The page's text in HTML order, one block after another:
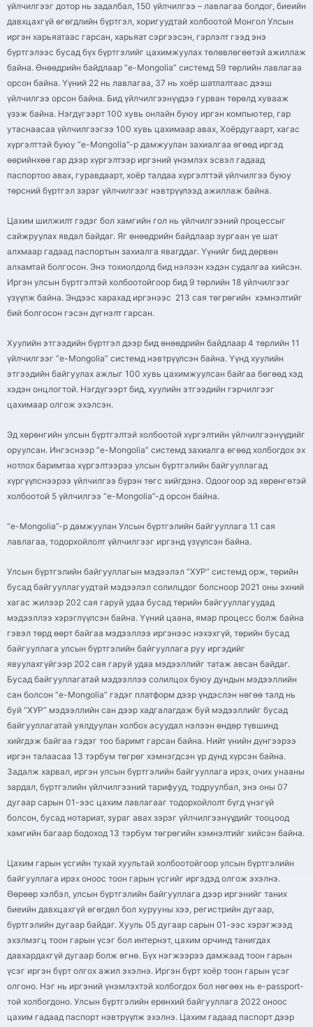
үйлчилгээг дотор нь задалбал, 150 үйлчилгээ – лавлагаа болдог, биеийн
давхцахгүй өгөгдлийн бүртгэл, хоригуудтай холбоотой Монгол Улсын
иргэн харьяатаас гарсан, харьяат сэргээсэн, гэрлэлт гээд энэ
бүртгэлээс бусад бүх бүртгэлийг цахимжуулах төлөвлөгөөтэй ажиллаж
байна. Өнөөдрийн байдлаар “e-Mongolia” системд 59 төрлийн лавлагаа
орсон байна. Үүний 22 нь лавлагаа, 37 нь хоёр шатлалтаас дээш
үйлчилгээ орсон байна. Бид үйлчилгээнүүдээ гурван төрөлд хувааж
үзэж байна. Нэгдүгээрт 100 хувь онлайн буюу иргэн компьютер, гар
утаснаасаа үйлчилгээгээ 100 хувь цахимаар авах, Хоёрдугаарт, хагас
хүргэлттэй буюу “e-Mongolia”-р дамжуулан захиалгаа өгөөд иргэд
өөрийнхөө гар дээр хүргэлтээр иргэний үнэмлэх эсвэл гадаад
паспортоо авах, гуравдаарт, хоёр талдаа хүргэлттэй үйлчилгээ буюу
төрсний бүртгэл зэрэг үйлчилгээг нэвтрүүлээд ажиллаж байна.
Цахим шилжилт гэдэг бол хамгийн гол нь үйлчилгээний процессыг
сайжруулах явдал байдаг. Яг өнөөдрийн байдлаар зургаан үе шат
алхмаар гадаад паспортын захиалга явагддаг. Үүнийг бид дөрвөн
алхамтай болгосон. Энэ тохиолдолд бид нэлээн хэдэн судалгаа хийсэн.
Иргэн улсын бүртгэлтэй холбоотойгоор бид 9 төрлийн 18 үйлчилгээг
үзүүлж байна. Эндээс харахад иргэнээс 213 сая төгрөгийн хэмнэлтийг
бий болгосон гэсэн дүгнэлт гарсан.
Хуулийн этгээдийн бүртгэл дээр бид өнөөдрийн байдлаар 4 төрлийн 11
үйлчилгээг “e-Mongolia” системд нэвтрүүлсэн байна. Үүнд хуулийн
этгээдийн байгуулах ажлыг 100 хувь цахимжуулсан байгаа бөгөөд хэд
хэдэн онцлогтой. Нэгдүгээрт бид, хуулийн этгээдийн гэрчилгээг
цахимаар олгож эхэлсэн.
Эд хөрөнгийн улсын бүртгэлтэй холбоотой хүргэлтийн үйлчилгээнүүдийг
оруулсан. Ингэснээр “e-Mongolia” системд захиалга өгөөд холбогдох эх
нотлох баримтаа хүргэлтээрээ улсын бүртгэлийн байгууллагад
хүргүүлснээрээ үйлчилгээ бүрэн төгс хийгдэнэ. Одоогоор эд хөрөнгөтэй
холбоотой 5 үйлчилгээ “e-Mongolia”-д орсон байна.
“e-Mongolia”-р дамжуулан Улсын бүртгэлийн байгууллага 1.1 сая
лавлагаа, тодорхойлолт үйлчилгээг иргэнд үзүүлсэн байна.
Улсын бүртгэлийн байгууллагын мэдээлэл “ХУР” системд орж, төрийн
бусад байгууллагуудтай мэдээлэл солилцдог болсноор 2021 оны эхний
хагас жилээр 202 сая гаруй удаа бусад төрийн байгууллагуудад
мэдээллээ хэрэглүүлсэн байна. Үүний цаана, ямар процесс болж байна
гэвэл төрд өөрт байгаа мэдээллээ иргэнээс нэхэхгүй, төрийн бусад
байгууллага улсын бүртгэлийн байгууллага руу иргэдийг
явуулахгүйгээр 202 сая гаруй удаа мэдээллийг татаж авсан байдаг.
Бусад байгууллагатай мэдээллээ солилцох буюу дундын мэдээллийн
сан болсон “e-Mongolia” гэдэг платформ дээр үндэслэн нөгөө талд нь
буй “ХУР” мэдээллийн сан дээр хадгалагдаж буй мэдээллийг бусад
байгууллагатай уялдуулан холбох асуудал нэлээн өндөр түвшинд
хийгдэж байгаа гэдэг тоо баримт гарсан байна. Нийт үнийн дүнгээрээ
иргэн талаасаа 13 тэрбум төгрөг хэмнэгдсэн үр дүнд хүрсэн байна.
Задалж харвал, иргэн улсын бүртгэлийн байгууллага ирэх, очих унааны
зардал, бүртгэлийн үйлчилгээний тарифууд, тодруулбал, энэ оны 07
дугаар сарын 01-ээс цахим лавлагааг тодорхойлолт бүгд үнэгүй
болсон, бусад нотариат, зураг авах зэрэг үйлчилгээнүүдийг тооцоод
хамгийн багаар бодоход 13 тэрбум төгрөгийн хэмнэлтийг хийсэн байна.
Цахим гарын үсгийн тухай хуультай холбоотойгоор улсын бүртгэлийн
байгууллага ирэх оноос тоон гарын үсгийг иргэдэд олгож эхэлнэ.
Өөрөөр хэлбэл, улсын бүртгэлийн байгууллага дээр иргэнийг таних
биеийн давхцахгүй өгөгдөл бол хурууны хээ, регистрийн дугаар,
бүртгэлийн дугаар байдаг. Хууль 05 дугаар сарын 01-ээс хэрэгжээд
эхэлмэгц тоон гарын үсэг бол интернэт, цахим орчинд танигдах
давхардахгүй дугаар болж өгнө. Бүх нэгжээрээ дамжаад тоон гарын
үсэг иргэн бүрт олгох ажил эхэлнэ. Иргэн бүрт хоёр тоон гарын үсэг
олгоно. Нэг нь иргэний үнэмлэхтэй холбогдох бол нөгөөх нь e-passport-
той холбогдоно. Улсын бүртгэлийн ерөнхий байгууллага 2022 оноос
цахим гадаад паспорт нэвтрүүлж эхэлнэ. Цахим гадаад паспорт дээр